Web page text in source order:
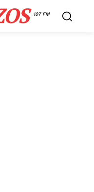
107 FM